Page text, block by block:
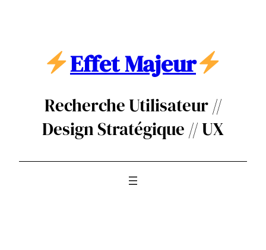
Effet Majeur
Recherche Utilisateur //
Design Stratégique // UX